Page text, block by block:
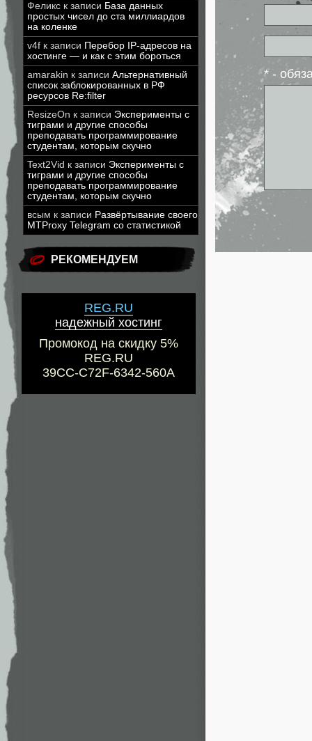
Феликс к записи База данных
простых чисел до ста миллиардов
на коленке
v4f к записи Перебор IP-адресов на
хостинге — и как с этим бороться
amarakin к записи Альтернативный
список заблокированных в РФ
ресурсов Re:filter
ResizeOn к записи Эксперименты с
тиграми и другие способы
преподавать программирование
студентам, которым скучно
Text2Vid к записи Эксперименты с
тиграми и другие способы
преподавать программирование
студентам, которым скучно
всым к записи Развёртывание своего
MTProxy Telegram со статистикой
РЕКОМЕНДУЕМ
REG.RU
надежный хостинг
Промокод на скидку 5%
REG.RU
39CC-C72F-6342-560A
* -